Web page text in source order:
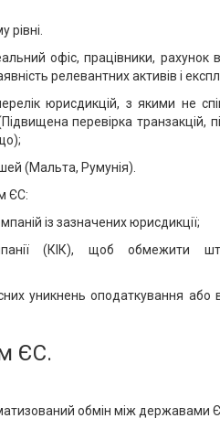
офіс, працівники,
релевантних активів і
юрисдикцій, з якими не
перевірка транзакцій,
(Мальта, Румунія).
ЄС:
із зазначених юрисдикції;
(КІК), щоб обмежити
уникнень оподаткування або
ЄС.
обмін між державами